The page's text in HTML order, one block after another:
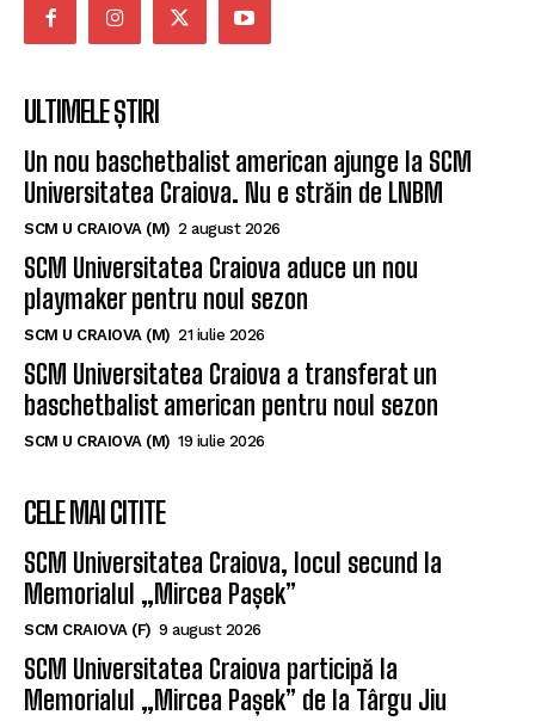
ULTIMELE ȘTIRI
Un nou baschetbalist american ajunge la SCM
Universitatea Craiova. Nu e străin de LNBM
SCM U CRAIOVA (M) 2 august 2026
SCM Universitatea Craiova aduce un nou
playmaker pentru noul sezon
SCM U CRAIOVA (M) 21 iulie 2026
SCM Universitatea Craiova a transferat un
baschetbalist american pentru noul sezon
SCM U CRAIOVA (M) 19 iulie 2026
CELE MAI CITITE
SCM Universitatea Craiova, locul secund la
Memorialul „Mircea Pașek”
SCM CRAIOVA (F) 9 august 2026
SCM Universitatea Craiova participă la
Memorialul „Mircea Pașek” de la Târgu Jiu